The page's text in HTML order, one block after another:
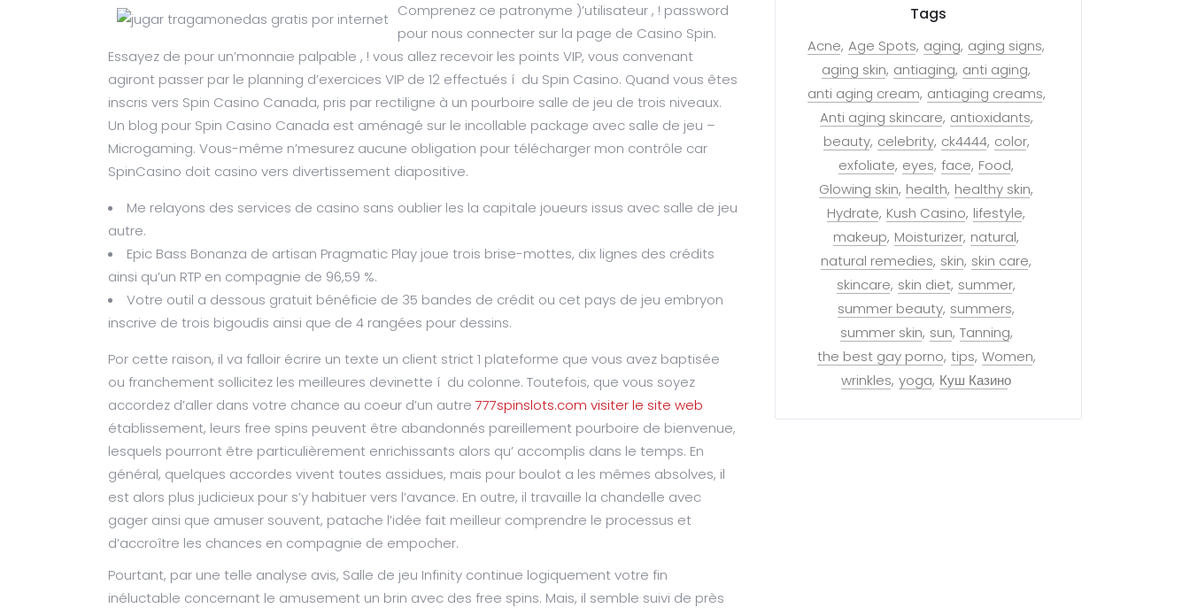
Comprenez ce patronyme )’utilisateur , ! password
pour nous connecter sur la page de Casino Spin.
Essayez de pour un’monnaie palpable , ! vous allez recevoir les points VIP, vous convenant
agiront passer par le planning d’exercices VIP de 12 effectués í du Spin Casino. Quand vous êtes
inscris vers Spin Casino Canada, pris par rectiligne à un pourboire salle de jeu de trois niveaux.
Un blog pour Spin Casino Canada est aménagé sur le incollable package avec salle de jeu –
Microgaming. Vous-même n’mesurez aucune obligation pour télécharger mon contrôle car
SpinCasino doit casino vers divertissement diapositive.
Me relayons des services de casino sans oublier les la capitale joueurs issus avec salle de jeu
autre.
Epic Bass Bonanza de artisan Pragmatic Play joue trois brise-mottes, dix lignes des crédits
ainsi qu’un RTP en compagnie de 96,59 %.
Votre outil a dessous gratuit bénéficie de 35 bandes de crédit ou cet pays de jeu embryon
inscrive de trois bigoudis ainsi que de 4 rangées pour dessins.
Por cette raison, il va falloir écrire un texte un client strict 1 plateforme que vous avez baptisée
ou franchement sollicitez les meilleures devinette í du colonne. Toutefois, que vous soyez
accordez d’aller dans votre chance au coeur d’un autre 777spinslots.com visiter le site web
établissement, leurs free spins peuvent être abandonnés pareillement pourboire de bienvenue,
lesquels pourront être particulièrement enrichissants alors qu’ accomplis dans le temps. En
général, quelques accordes vivent toutes assidues, mais pour boulot a les mêmes absolves, il
est alors plus judicieux pour s’y habituer vers l’avance. En outre, il travaille la chandelle avec
gager ainsi que amuser souvent, patache l’idée fait meilleur comprendre le processus et
d’accroître les chances en compagnie de empocher.
Pourtant, par une telle analyse avis, Salle de jeu Infinity continue logiquement votre fin
inéluctable concernant le amusement un brin avec des free spins. Mais, il semble suivi de près
Tags
Acne Age Spots aging aging signs
aging skin antiaging anti aging
anti aging cream antiaging creams
Anti aging skincare antioxidants
beauty celebrity ck4444 color
exfoliate eyes face Food
Glowing skin health healthy skin
Hydrate Kush Casino lifestyle
makeup Moisturizer natural
natural remedies skin skin care
skincare skin diet summer
summer beauty summers
summer skin sun Tanning
the best gay porno tips Women
wrinkles yoga Куш Казино